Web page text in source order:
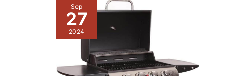
structure est conçue
pour résister aux
éléments, offrant un
havre sûr pour votre
barbecue électrique
ou à charbon, tout
en embellissant votre
Sep
27
2024